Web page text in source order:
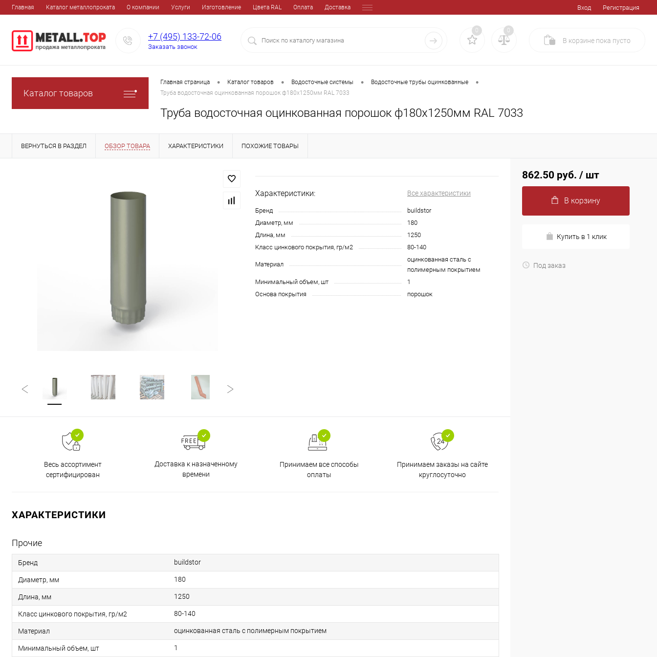
Главная Каталог металлопроката О компании Услуги Изготовление Цвета RAL Оплата Доставка Вход Регистрация
+7 (495) 133-72-06
Заказать звонок
0 0
В корзине пока пусто
Каталог товаров
Главная страница • Каталог товаров • Водосточные системы • Водосточные трубы оцинкованные •
Труба водосточная оцинкованная порошок ф180х1250мм RAL 7033
Труба водосточная оцинкованная порошок ф180х1250мм RAL 7033
ВЕРНУТЬСЯ В РАЗДЕЛ ОБЗОР ТОВАРА ХАРАКТЕРИСТИКИ ПОХОЖИЕ ТОВАРЫ
Характеристики: Все характеристики
Бренд
buildstor
Диаметр, мм
180
Длина, мм
1250
Класс цинкового покрытия, гр/м2
80-140
Материал
оцинкованная сталь с
полимерным покрытием
Минимальный объем, шт
1
Основа покрытия
порошок
Весь ассортимент
сертифицирован
Доставка к назначенному
времени
Принимаем все способы
оплаты
Принимаем заказы на сайте
круглосуточно
ХАРАКТЕРИСТИКИ
Прочие
Бренд buildstor
Диаметр, мм 180
Длина, мм 1250
Класс цинкового покрытия, гр/м2 80-140
Материал оцинкованная сталь с полимерным покрытием
Минимальный объем, шт 1
862.50 руб. / шт
В корзину
Купить в 1 клик
Под заказ